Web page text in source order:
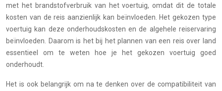
met het brandstofverbruik van het voertuig, omdat dit de totale
kosten van de reis aanzienlijk kan beïnvloeden. Het gekozen type
voertuig kan deze onderhoudskosten en de algehele reiservaring
beïnvloeden. Daarom is het bij het plannen van een reis over land
essentieel om te weten hoe je het gekozen voertuig goed
onderhoudt.
Het is ook belangrijk om na te denken over de compatibiliteit van